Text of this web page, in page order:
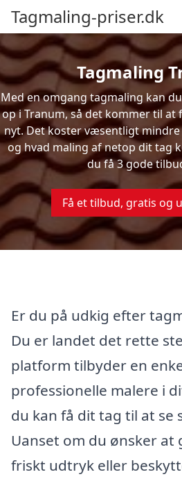
Tagmaling-priser.dk
Tagmaling
Med en omgang tagmaling kan
op i Tranum, så det kommer til at
nyt. Det koster væsentligt
og hvad maling af netop dit tag
du få 3 gode
Få et tilbud, gratis og
Er du på udkig efter
Du er landet det rette
platform tilbyder en
professionelle malere i
du kan få dit tag til at se
Uanset om du ønsker at
friskt udtryk eller